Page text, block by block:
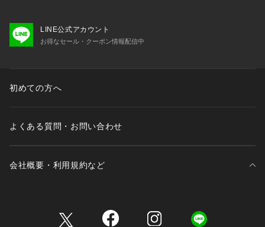
LINE公式アカウント
お得なセール・クーポン情報配信中
初めての方へ
よくある質問・お問い合わせ
会社概要・利用規約など